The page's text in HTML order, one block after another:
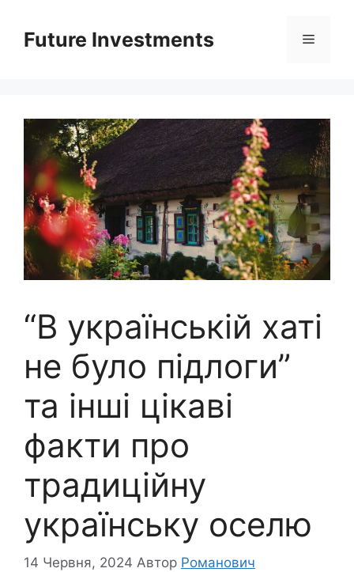
вмістуFuture Investments Меню
“В українській хаті
не було підлоги”
та інші цікаві
факти про
традиційну
українську оселю
14 Червня, 2024 Автор Романович